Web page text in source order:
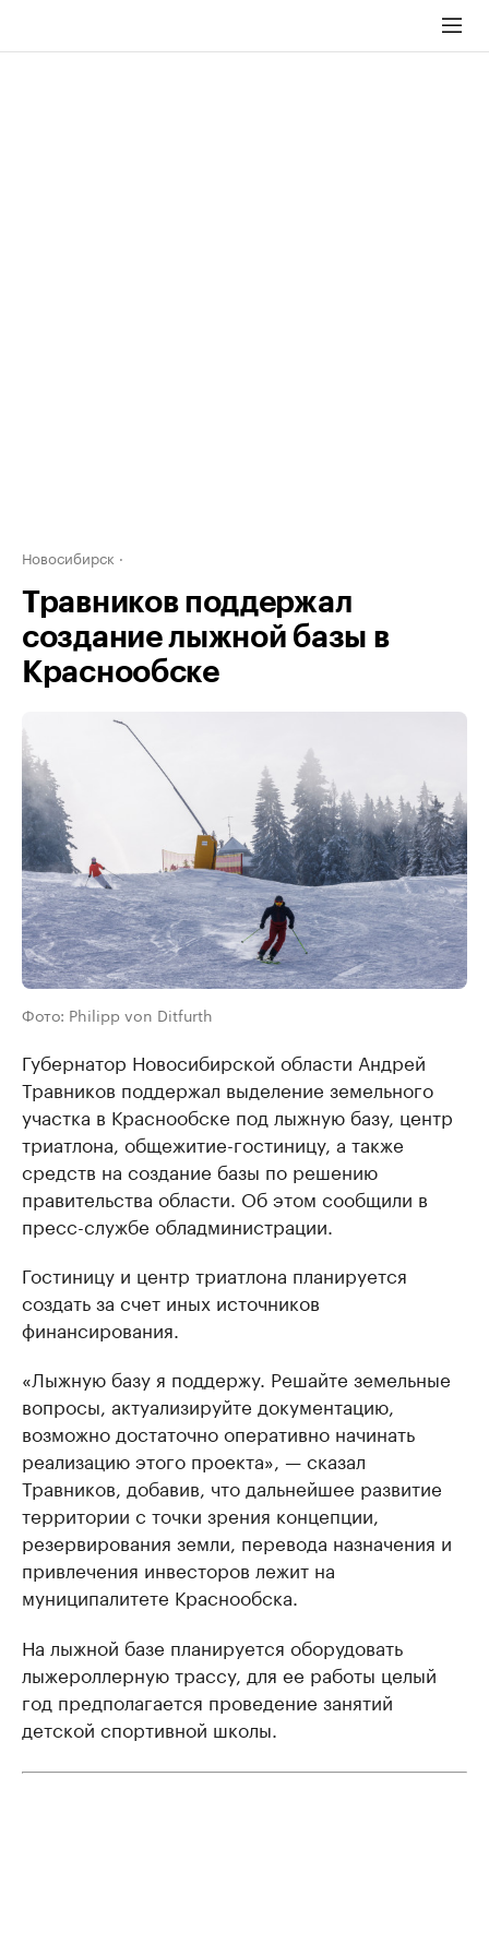
Новосибирск
Травников поддержал
создание лыжной базы в
Краснообске
Фото: Philipp von Ditfurth
Губернатор Новосибирской области Андрей
Травников поддержал выделение земельного
участка в Краснообске под лыжную базу, центр
триатлона, общежитие-гостиницу, а также
средств на создание базы по решению
правительства области. Об этом сообщили в
пресс-службе обладминистрации.
Гостиницу и центр триатлона планируется
создать за счет иных источников
финансирования.
«Лыжную базу я поддержу. Решайте земельные
вопросы, актуализируйте документацию,
возможно достаточно оперативно начинать
реализацию этого проекта», — сказал
Травников, добавив, что дальнейшее развитие
территории с точки зрения концепции,
резервирования земли, перевода назначения и
привлечения инвесторов лежит на
муниципалитете Краснообска.
На лыжной базе планируется оборудовать
лыжероллерную трассу, для ее работы целый
год предполагается проведение занятий
детской спортивной школы.